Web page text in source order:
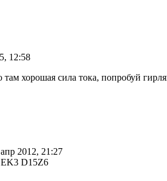
12:58
там хорошая сила тока, попробуй
2012, 21:27
D15Z6